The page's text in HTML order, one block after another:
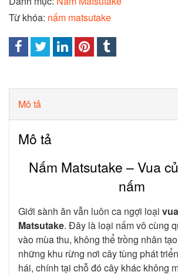
Từ khóa: nấm matsutake
Mô tả
Mô tả
Nấm Matsutake – Vua
nấm
Giới sành ăn vẫn luôn ca ngợi loại
Matsutake. Đây là loại nấm vô cùng
vào mùa thu, không thể trồng nhân
những khu rừng nơi cây tùng phát
hái, chính tại chỗ đó cây khác không